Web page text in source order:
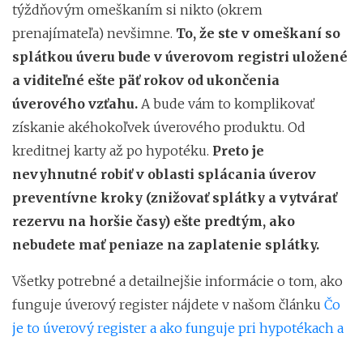
týždňovým omeškaním si nikto (okrem
prenajímateľa) nevšimne. To, že ste v omeškaní so
splátkou úveru bude v úverovom registri uložené
a viditeľné ešte päť rokov od ukončenia
úverového vzťahu. A bude vám to komplikovať
získanie akéhokoľvek úverového produktu. Od
kreditnej karty až po hypotéku. Preto je
nevyhnutné robiť v oblasti splácania úverov
preventívne kroky (znižovať splátky a vytvárať
rezervu na horšie časy) ešte predtým, ako
nebudete mať peniaze na zaplatenie splátky.
Všetky potrebné a detailnejšie informácie o tom, ako
funguje úverový register nájdete v našom článku Čo
je to úverový register a ako funguje pri hypotékach a